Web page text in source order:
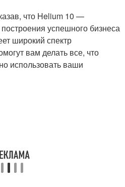
что Helium 10 —
успешного бизнеса
широкий спектр
вам делать все, что
использовать ваши